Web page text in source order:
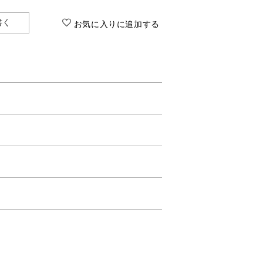
お気に入りに追加する
まで届けます。